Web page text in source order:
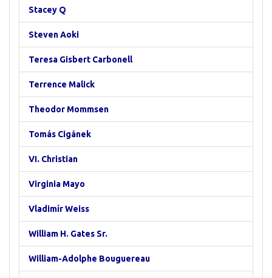
Stacey Q
Steven Aoki
Teresa Gisbert Carbonell
Terrence Malick
Theodor Mommsen
Tomás Cigánek
VI. Christian
Virginia Mayo
Vladimír Weiss
William H. Gates Sr.
William-Adolphe Bouguereau